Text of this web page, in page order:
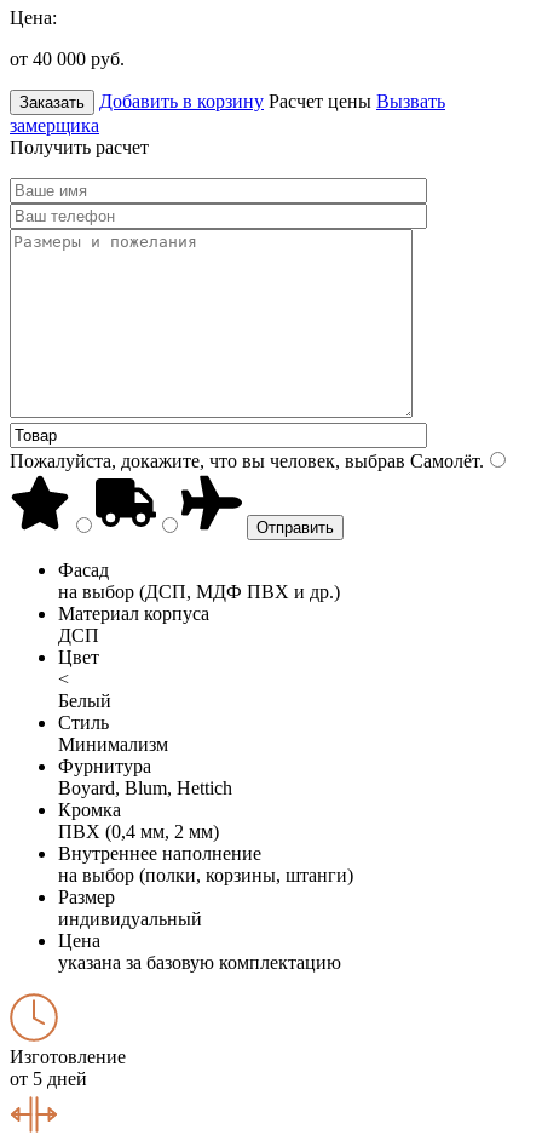
Цена:
от 40 000 руб.
Заказать Добавить в корзину Расчет цены Вызвать
замерщика
Получить расчет
Пожалуйста, докажите, что вы человек, выбрав Самолёт.
Фасад
на выбор (ДСП, МДФ ПВХ и др.)
Материал корпуса
ДСП
Цвет
<
Белый
Стиль
Минимализм
Фурнитура
Boyard, Blum, Hettich
Кромка
ПВХ (0,4 мм, 2 мм)
Внутреннее наполнение
на выбор (полки, корзины, штанги)
Размер
индивидуальный
Цена
указана за базовую комплектацию
Изготовление
от 5 дней